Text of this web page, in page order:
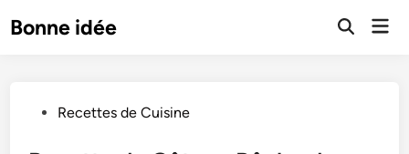
toBonne idée
Open
PostedRecettes de Cuisine